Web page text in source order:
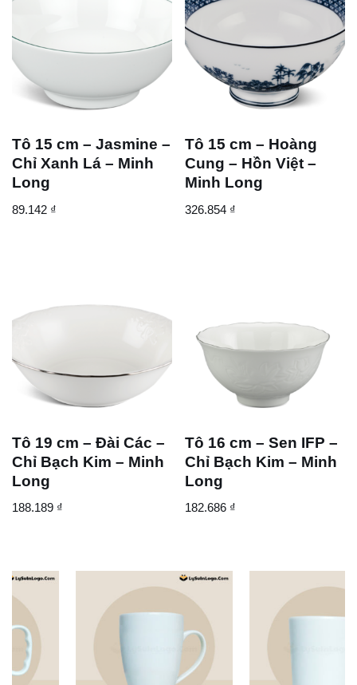
Tô 15 cm – Jasmine –
Chỉ Xanh Lá – Minh
Long
89.142 ₫
Tô 15 cm – Hoàng
Cung – Hồn Việt –
Minh Long
326.854 ₫
Tô 19 cm – Đài Các –
Chỉ Bạch Kim – Minh
Long
188.189 ₫
Tô 16 cm – Sen IFP –
Chỉ Bạch Kim – Minh
Long
182.686 ₫